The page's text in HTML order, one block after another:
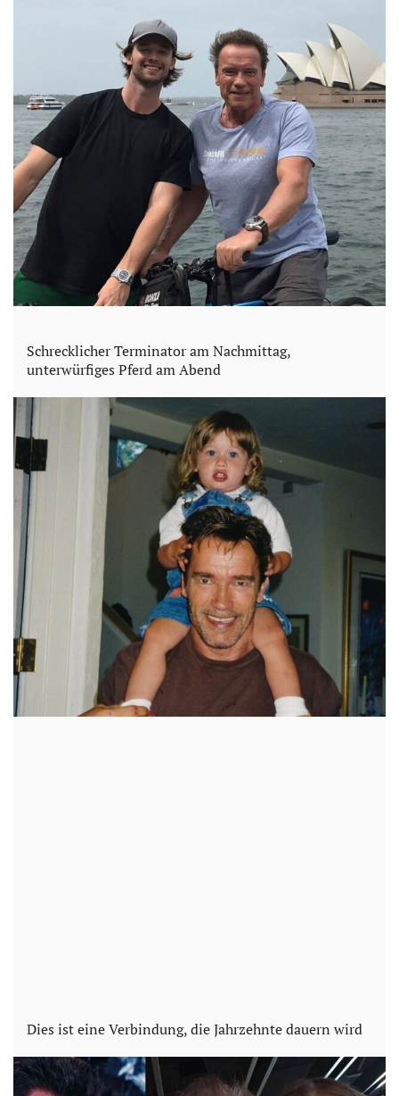
Schrecklicher Terminator am Nachmittag,
unterwürfiges Pferd am Abend
Dies ist eine Verbindung, die Jahrzehnte dauern wird